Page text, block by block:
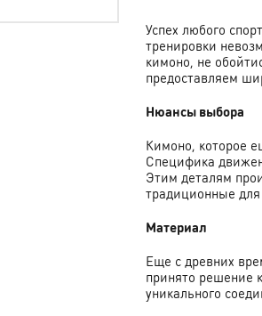
Успех любого
тренировки
кимоно, не
предоставляем
Нюансы выбора
Кимоно, которое
Специфика
Этим деталям
традиционные для
Материал
Еще с древних
принято решение
уникального